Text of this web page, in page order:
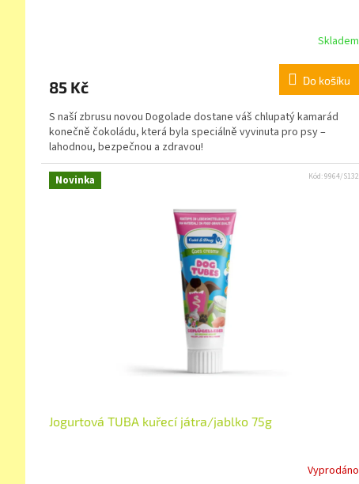
Skladem
85 Kč Do košíku
S naší zbrusu novou Dogolade dostane váš chlupatý kamarád
konečně čokoládu, která byla speciálně vyvinuta pro psy –
lahodnou, bezpečnou a zdravou!
Novinka
Jogurtová TUBA kuřecí játra/jablko 75g
Vyprodáno
Kód:9964/S132